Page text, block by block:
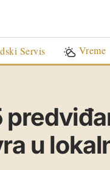
Servis Vreme
u